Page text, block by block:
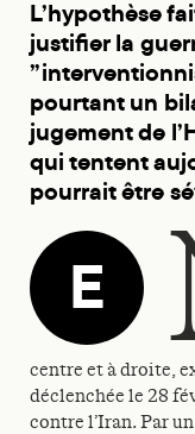
L’hypothèse
justifier la
pourtant un
jugement de
qui tentent
pourrait être
E
centre et à droite,
déclenchée le 28
contre l’Iran. Par